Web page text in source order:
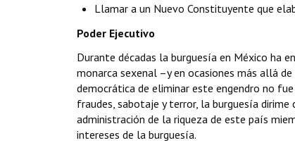
Llamar a un Nuevo Constituyente que
Poder Ejecutivo
Durante décadas la burguesía en México ha
monarca sexenal –y en ocasiones más allá
democrática de eliminar este engendro no
fraudes, sabotaje y terror, la burguesía
administración de la riqueza de este país
intereses de la burguesía.